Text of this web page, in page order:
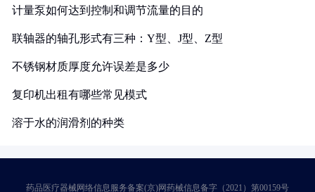
计量泵如何达到控制和调节流量的目的
联轴器的轴孔形式有三种：Y型、J型、Z型
不锈钢材质厚度允许误差是多少
复印机出租有哪些常见模式
溶于水的润滑剂的种类
药品医疗器械网络信息服务备案(京)网药械信息备字（2021）第00159号